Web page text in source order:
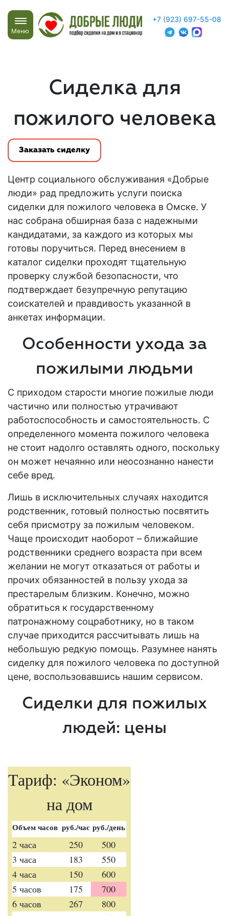
Меню
+7 (923) 697-55-08
Сиделка для
пожилого человека
Заказать сиделку
Центр социального обслуживания «Добрые
люди» рад предложить услуги поиска
сиделки для пожилого человека в Омске. У
нас собрана обширная база с надежными
кандидатами, за каждого из которых мы
готовы поручиться. Перед внесением в
каталог сиделки проходят тщательную
проверку службой безопасности, что
подтверждает безупречную репутацию
соискателей и правдивость указанной в
анкетах информации.
Особенности ухода за
пожилыми людьми
С приходом старости многие пожилые люди
частично или полностью утрачивают
работоспособность и самостоятельность. С
определенного момента пожилого человека
не стоит надолго оставлять одного, поскольку
он может нечаянно или неосознанно нанести
себе вред.
Лишь в исключительных случаях находится
родственник, готовый полностью посвятить
себя присмотру за пожилым человеком.
Чаще происходит наоборот – ближайшие
родственники среднего возраста при всем
желании не могут отказаться от работы и
прочих обязанностей в пользу ухода за
престарелым близким. Конечно, можно
обратиться к государственному
патронажному соцработнику, но в таком
случае приходится рассчитывать лишь на
небольшую редкую помощь. Разумнее нанять
сиделку для пожилого человека по доступной
цене, воспользовавшись нашим сервисом.
Сиделки для пожилых
людей: цены
Тариф: «Эконом»
на дом
Объем часов руб./час руб./день
2 часа 250
500
3 часа
183
550
4 часа
150
600
5 часов
175
700
6 часов
267
800